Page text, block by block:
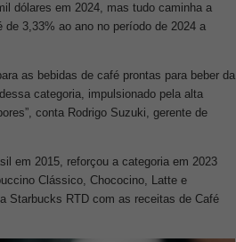
dólares em 2024, mas tudo caminha a
3,33% ao ano no período de 2024 a
as bebidas de café prontas para beber da
categoria, impulsionado pela alta
conta Rodrigo Suzuki, gerente de
em 2015, reforçou a categoria em 2023
Clássico, Chococino, Latte e
Starbucks RTD com as receitas de Café